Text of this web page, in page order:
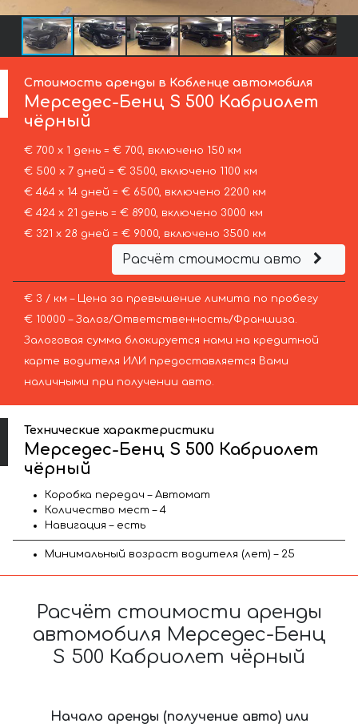
Стоимость аренды в Кобленце автомобиля
Мерседес-Бенц S 500 Кабриолет
чёрный
€ 700 х 1 день = € 700, включено 150 км
€ 500 х 7 дней = € 3500, включено 1100 км
€ 464 х 14 дней = € 6500, включено 2200 км
€ 424 х 21 день = € 8900, включено 3000 км
€ 321 х 28 дней = € 9000, включено 3500 км
Расчёт стоимости авто
€ 3 / км – Цена за превышение лимита по пробегу
€ 10000 – Залог/Ответственность/Франшиза.
Залоговая сумма блокируется нами на кредитной
карте водителя ИЛИ предоставляется Вами
наличными при получении авто.
Технические характеристики
Мерседес-Бенц S 500 Кабриолет
чёрный
Коробка передач – Автомат
Количество мест – 4
Навигация – есть
Минимальный возраст водителя (лет) – 25
Расчёт стоимости аренды
автомобиля Мерседес-Бенц
S 500 Кабриолет чёрный
Начало аренды (получение авто) или